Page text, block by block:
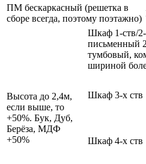
ПМ бескаркасный (решетка в
сборе всегда, поэтому поэтажно)
Высота до 2,4м,
если выше, то
+50%. Бук, Дуб,
Берёза, МДФ
+50%
Шкаф 1-ств/2-
письменный
тумбовый,
шириной
Шкаф 3-х ств
Шкаф 4-х ств